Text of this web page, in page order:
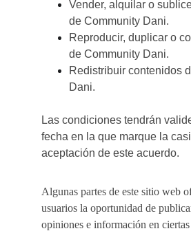
Vender, alquilar o
de Community Dani.
Reproducir, duplicar o
de Community Dani.
Redistribuir contenidos
Dani.
Las condiciones tendrán
fecha en la que marque la
aceptación de este acuerdo.
Algunas partes de este sitio web
usuarios la oportunidad de
opiniones e información en